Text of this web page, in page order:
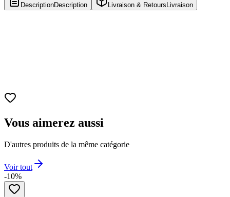
DescriptionDescription Livraison & Retours Livraison
Vous aimerez aussi
D'autres produits de la même catégorie
Voir tout
-10%